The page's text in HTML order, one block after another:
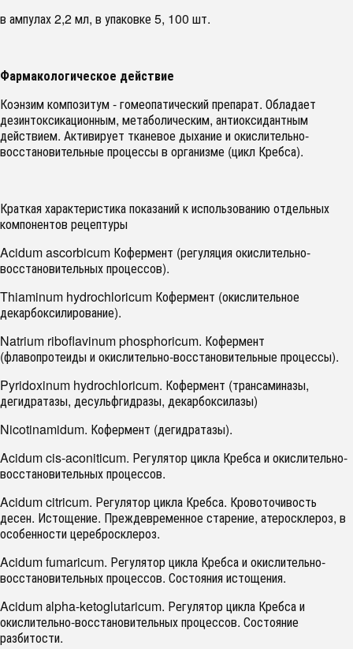
в ампулах 2,2 мл, в упаковке 5, 100 шт.
Фармакологическое действие
Коэнзим композитум - гомеопатический препарат. Обладает
дезинтоксикационным, метаболическим, антиоксидантным
действием. Активирует тканевое дыхание и окислительно-
восстановительные процессы в организме (цикл Кребса).
Краткая характеристика показаний к использованию отдельных
компонентов рецептуры
Acidum ascorbicum Кофермент (регуляция окислительно-
восстановительных процессов).
Thiaminum hydrochloricum Кофермент (окислительное
декарбоксилирование).
Natrium riboflavinum phosphoricum. Кофермент
(флавопротеиды и окислительно-восстановительные процессы).
Pyridoxinum hydrochloricum. Кофермент (трансаминазы,
дегидратазы, десульфгидразы, декарбоксилазы)
Nicotinamidum. Кофермент (дегидратазы).
Acidum cis-aconiticum. Регулятор цикла Кребса и окислительно-
восстановительных процессов.
Acidum citricum. Регулятор цикла Кребса. Кровоточивость
десен. Истощение. Преждевременное старение, атеросклероз, в
особенности церебросклероз.
Acidum fumaricum. Регулятор цикла Кребса и окислительно-
восстановительных процессов. Состояния истощения.
Acidum аlpha-ketoglutaricum. Регулятор цикла Кребса и
окислительно-восстановительных процессов. Состояние
разбитости.